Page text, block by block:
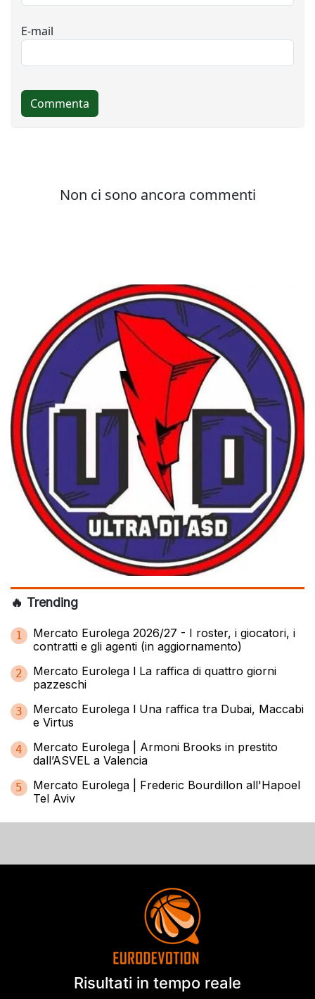
🔥 Trending
1
Mercato Eurolega 2026/27 - I roster, i giocatori, i
contratti e gli agenti (in aggiornamento)
2
Mercato Eurolega l La raffica di quattro giorni
pazzeschi
3
Mercato Eurolega l Una raffica tra Dubai, Maccabi
e Virtus
4
Mercato Eurolega | Armoni Brooks in prestito
dall’ASVEL a Valencia
5
Mercato Eurolega | Frederic Bourdillon all'Hapoel
Tel Aviv
Risultati in tempo reale